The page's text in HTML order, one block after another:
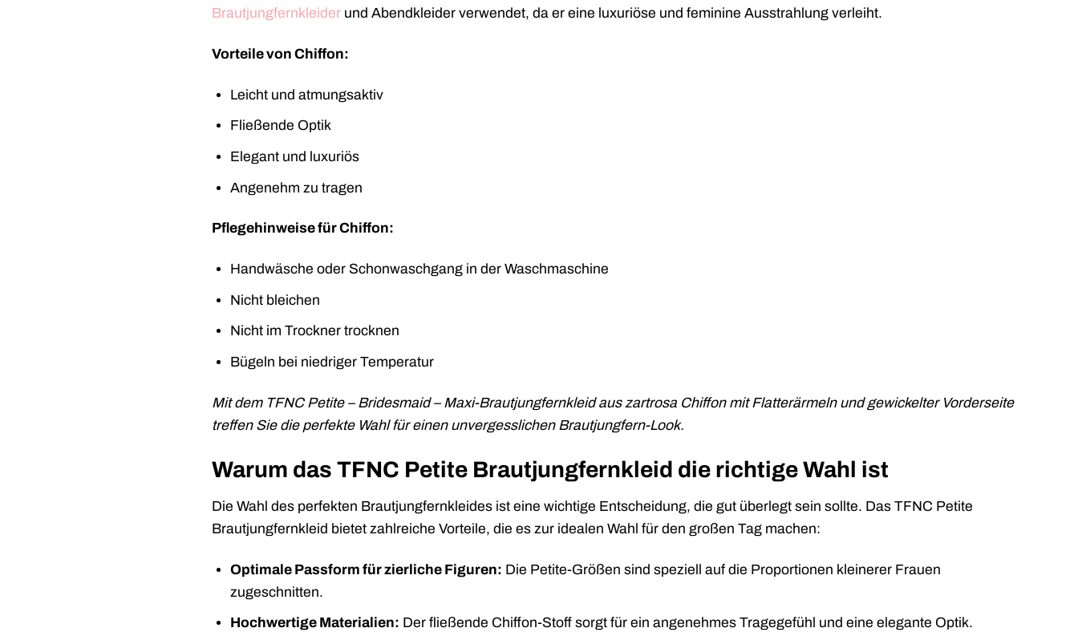
Brautjungfernkleiderund Abendkleider verwendet, da er eine luxuriöse und feminine Ausstrahlung verleiht.
Vorteile von Chiffon:
Leicht und atmungsaktiv
Fließende Optik
Elegant und luxuriös
Angenehm zu tragen
Pflegehinweise für Chiffon:
Handwäsche oder Schonwaschgang in der Waschmaschine
Nicht bleichen
Nicht im Trockner trocknen
Bügeln bei niedriger Temperatur
Mit dem TFNC Petite – Bridesmaid – Maxi-Brautjungfernkleid aus zartrosa Chiffon mit Flatterärmeln und gewickelter Vorderseite
treffen Sie die perfekte Wahl für einen unvergesslichen Brautjungfern-Look.
Warum das TFNC Petite Brautjungfernkleid die richtige Wahl ist
Die Wahl des perfekten Brautjungfernkleides ist eine wichtige Entscheidung, die gut überlegt sein sollte. Das TFNC Petite
Brautjungfernkleid bietet zahlreiche Vorteile, die es zur idealen Wahl für den großen Tag machen:
Optimale Passform für zierliche Figuren: Die Petite-Größen sind speziell auf die Proportionen kleinerer Frauen
zugeschnitten.
Hochwertige Materialien: Der fließende Chiffon-Stoff sorgt für ein angenehmes Tragegefühl und eine elegante Optik.